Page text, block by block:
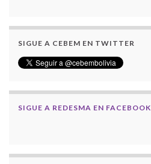
SIGUE A CEBEM EN TWITTER
SIGUE A REDESMA EN FACEBOOK